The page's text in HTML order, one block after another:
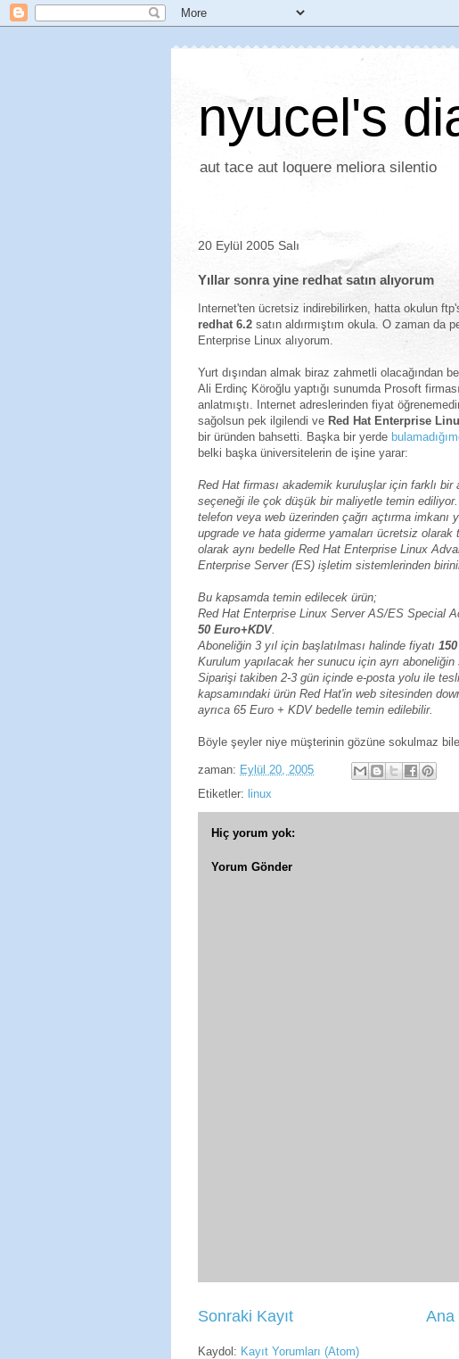
nyucel's
aut tace aut loquere meliora silentio
20 Eylül 2005 Salı
Yıllar sonra yine redhat satın alıyorum
Internet'ten ücretsiz indirebilirken, hatta okulun
redhat 6.2 satın aldırmıştım okula. O zaman da
Enterprise Linux alıyorum.
Yurt dışından almak biraz zahmetli olacağından
Ali Erdinç Köroğlu yaptığı sunumda Prosoft
anlatmıştı. Internet adreslerinden fiyat
sağolsun pek ilgilendi ve Red Hat Enterprise
bir üründen bahsetti. Başka bir yerde
belki başka üniversitelerin de işine yarar:
Red Hat firması akademik kuruluşlar için farklı
seçeneği ile çok düşük bir maliyetle temin
telefon veya web üzerinden çağrı açtırma
upgrade ve hata giderme yamaları ücretsiz
olarak aynı bedelle Red Hat Enterprise Linux
Enterprise Server (ES) işletim sistemlerinden
Bu kapsamda temin edilecek ürün;
Red Hat Enterprise Linux Server AS/ES Special
50 Euro+KDV.
Aboneliğin 3 yıl için başlatılması halinde fiyatı
Kurulum yapılacak her sunucu için ayrı
Siparişi takiben 2-3 gün içinde e-posta yolu ile
kapsamındaki ürün Red Hat'in web sitesinden
ayrıca 65 Euro + KDV bedelle temin edilebilir.
Böyle şeyler niye müşterinin gözüne sokulmaz
zaman: Eylül 20, 2005
Etiketler: linux
Hiç yorum yok:
Yorum Gönder
Sonraki Kayıt Ana
Kaydol: Kayıt Yorumları (Atom)